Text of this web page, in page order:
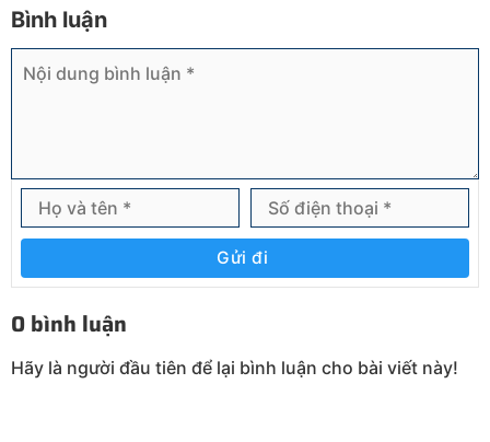
Bình luận
Gửi đi
0 bình luận
Hãy là người đầu tiên để lại bình luận cho bài viết này!